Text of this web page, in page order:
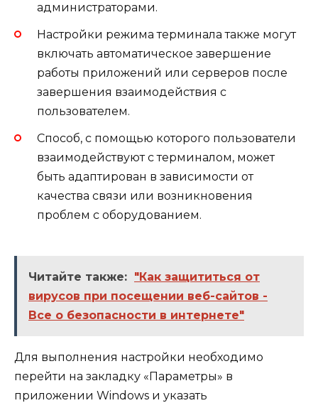
администраторами.
Настройки режима терминала также могут
включать автоматическое завершение
работы приложений или серверов после
завершения взаимодействия с
пользователем.
Способ, с помощью которого пользователи
взаимодействуют с терминалом, может
быть адаптирован в зависимости от
качества связи или возникновения
проблем с оборудованием.
Читайте также: "Как защититься от
вирусов при посещении веб-сайтов -
Все о безопасности в интернете"
Для выполнения настройки необходимо
перейти на закладку «Параметры» в
приложении Windows и указать